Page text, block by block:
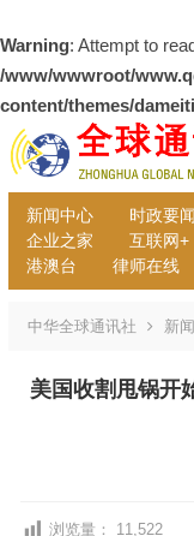
Warning: Attempt to
/www/wwwroot/
content/themes/
新闻中心 时政要闻
企业之家
互联网+
港澳台
律师在线
中华全球通讯社 新
美国收割甩锅开
浏览量： 11,522